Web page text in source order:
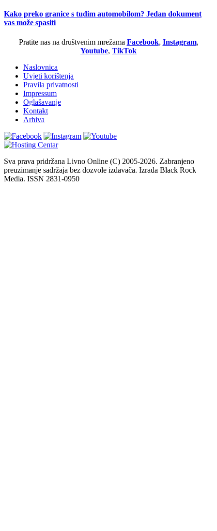
Kako preko granice s tuđim automobilom? Jedan dokument
vas može spasiti
Pratite nas na društvenim mrežama Facebook, Instagram,
Youtube, TikTok
Naslovnica
Uvjeti korištenja
Pravila privatnosti
Impressum
Oglašavanje
Kontakt
Arhiva
Sva prava pridržana Livno Online (C) 2005-2026. Zabranjeno
preuzimanje sadržaja bez dozvole izdavača. Izrada Black Rock
Media. ISSN 2831-0950